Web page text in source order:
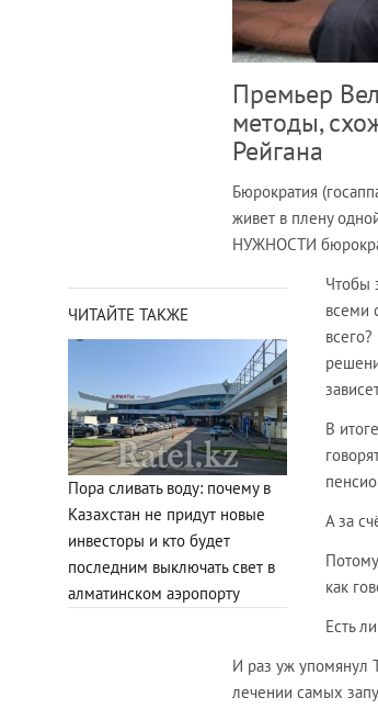
Премьер
методы,
Рейгана
Бюрократия
живет в плену
НУЖНОСТИ
ЧИТАЙТЕ ТАКЖЕ
Пора сливать воду: почему в
Казахстан не придут новые
инвесторы и кто будет
последним выключать свет в
алматинском аэропорту
Чтобы
всеми
В
А за
как
Есть
И раз уж упомянул
лечении самых